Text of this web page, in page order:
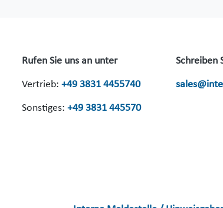
Rufen Sie uns an unter
Vertrieb: +49 3831 4455740
Sonstiges: +49 3831 445570
Schreiben